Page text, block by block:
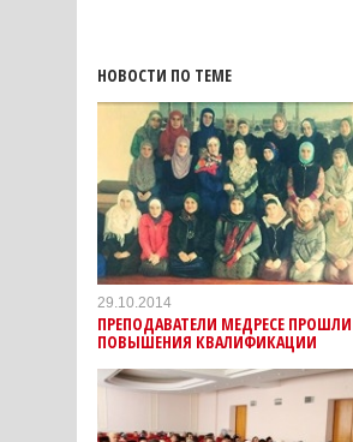
НОВОСТИ ПО ТЕМЕ
29.10.2014
ПРЕПОДАВАТЕЛИ МЕДРЕСЕ
ПОВЫШЕНИЯ КВАЛИФИКАЦИИ